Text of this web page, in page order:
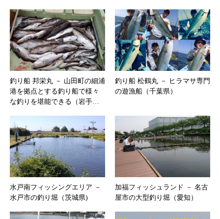
釣り船 邦栄丸 － 山田町の細浦
港を拠点とする釣り船で様々
な釣りを堪能できる（岩手…
釣り船 松鶴丸 － ヒラマサ専門
の遊漁船（千葉県）
水戸南フィッシングエリア －
水戸市の釣り堀（茨城県)
加福フィッシュランド － 名古
屋市の大型釣り堀（愛知）